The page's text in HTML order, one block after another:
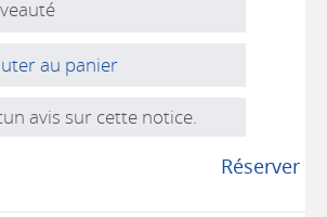
au panier
avis sur cette notice.
Réserver